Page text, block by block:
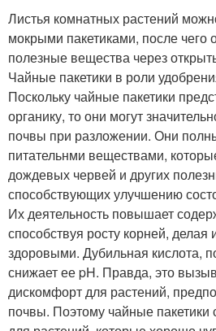
Листья комнатных растений
мокрыми пакетиками, после чего
полезные вещества через
Чайные пакетики в роли
Поскольку чайные пакетики
органику, то они могут
почвы при разложении. Они
питательнми веществами,
дождевых червей и других
способствующих улучшению
Их деятельность повышает
способствуя росту корней,
здоровыми. Дубильная кислота,
снижает ее pH. Правда, это
дискомфорт для растений,
почвы. Поэтому чайные пакетики